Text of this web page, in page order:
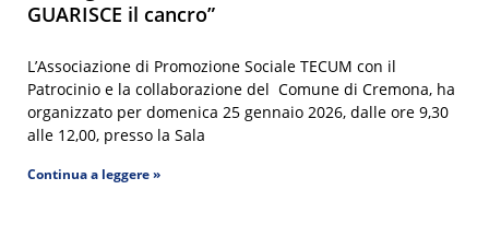
GUARISCE il cancro”
L’Associazione di Promozione Sociale TECUM con il
Patrocinio e la collaborazione del Comune di Cremona, ha
organizzato per domenica 25 gennaio 2026, dalle ore 9,30
alle 12,00, presso la Sala
Continua a leggere »